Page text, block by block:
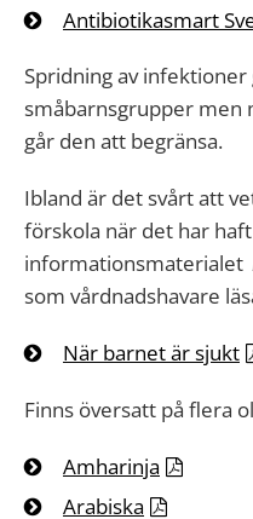
Antibiotikasmart
Spridning av
småbarnsgrupper men
går den att begränsa.
Ibland är det svårt att
förskola när det har
informationsmaterialet
som vårdnadshavare
När barnet är sjukt
Finns översatt på flera
Amharinja
Arabiska